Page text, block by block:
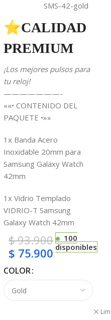
SMS-42-gold
⭐CALIDAD
PREMIUM
¡Los mejores pulsos para
tu reloj!
———————-
««• CONTENIDO DEL
PAQUETE •»»
1x Banda Acero
Inoxidable 20mm para
Samsung Galaxy Watch
42mm
1x Vidrio Templado
VIDRIO-T Samsung
Galaxy Watch 42mm
$93.900
$ 75.900
100
disponibles
COLOR